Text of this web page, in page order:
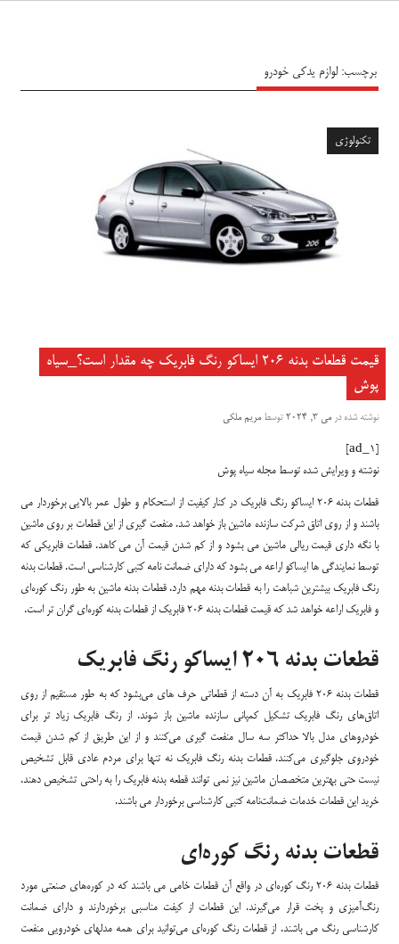
برچسب:لوازم یدکی خودرو
تکنولوژی
قیمت قطعات بدنه 206 ایساکو رنگ فابریک چه مقدار است؟_سیاه
پوش
نوشته شده درمی 3, 2024 توسطمریم ملکی
نوشته و ویرایش شده توسط مجله سیاه پوش
قطعات بدنه 206 ایساکو رنگ فابریک در کنار کیفیت از استحکام و طول عمر بالایی برخوردار می
باشند و از روی اتاق شرکت سازنده ماشین باز خواهد شد. منفعت گیری از این قطعات بر روی ماشین
با نگه داری قیمت ریالی ماشین می بشود و از کم شدن قیمت آن می کاهد. قطعات فابریکی که
توسط نمایندگی ها ایساکو اراعه می بشود که دارای ضمانت نامه کتبی کارشناسی است. قطعات بدنه
رنگ فابریک بیشترین شباهت را به قطعات بدنه مهم دارد. قطعات بدنه ماشین به طور رنگ کوره‌ای
و فابریک اراعه خواهد شد که قیمت قطعات بدنه 206 فابریک از قطعات بدنه کوره‌ای گران تر است.
قطعات بدنه 206 ایساکو رنگ فابریک
قطعات بدنه 206 فابریک به آن دسته از قطعاتی حرف های می‌بشود که به طور مستقیم از روی
اتاق‌های رنگ فابریک تشکیل کمپانی سازنده ماشین باز شوند. از رنگ فابریک زیاد تر برای
خودروهای مدل بالا حداکثر سه سال منفعت گیری می‌کنند و از این طریق از کم شدن قیمت
خودروی جلوگیری می‌کنند. قطعات بدنه رنگ فابریک نه تنها برای مردم عادی قابل تشخیص
نیست حتی بهترین متخصصان ماشین نیز نمی توانند قطعه بدنه فابریک را به راحتی تشخیص دهند.
خرید این قطعات خدمات ضمانت‌نامه کتبی کارشناسی برخوردار می باشند.
قطعات بدنه رنگ کوره‌ای
قطعات بدنه 206 رنگ کوره‌ای در واقع آن قطعات خامی می باشند که در کوره‌های صنعتی مورد
رنگ‌آمیزی و پخت قرار می‌گیرند. این قطعات از کیفت مناسبی برخوردارند و دارای ضمانت
کارشناسی رنگ می باشند. از قطعات رنگ کوره‌ای می‌توانید برای همه مدلهای خودرویی منفعت